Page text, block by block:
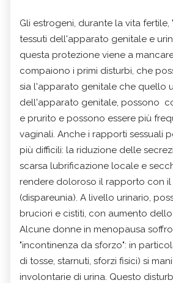
Gli estrogeni, durante la vita
tessuti dell'apparato genitale e
questa protezione viene a
compaiono i primi disturbi, che
sia l'apparato genitale che quello
dell'apparato genitale, possono
e prurito e possono essere più
vaginali. Anche i rapporti sessuali
più difficili: la riduzione delle
scarsa lubrificazione locale e
rendere doloroso il rapporto con
(dispareunia). A livello urinario,
bruciori e cistiti, con aumento
Alcune donne in menopausa
"incontinenza da sforzo": in
di tosse, starnuti, sforzi fisici) si
involontarie di urina. Questo